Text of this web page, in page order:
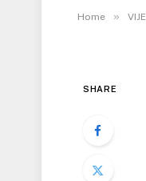
Home »
6. LIPNJA
SHARE